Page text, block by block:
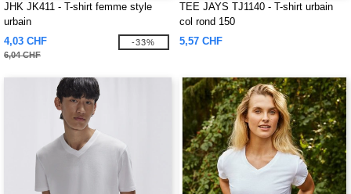
JHK JK411 - T-shirt femme style
urbain
4,03 CHF
6,04 CHF
-33%
TEE JAYS TJ1140 - T-shirt urbain
col rond 150
5,57 CHF